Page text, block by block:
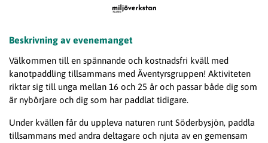
Beskrivning av evenemanget
Välkommen till en spännande och kostnadsfri kväll med
kanotpaddling tillsammans med Äventyrsgruppen! Aktiviteten
riktar sig till unga mellan 16 och 25 år och passar både dig som
är nybörjare och dig som har paddlat tidigare.
Under kvällen får du uppleva naturen runt Söderbysjön, paddla
tillsammans med andra deltagare och njuta av en gemensam